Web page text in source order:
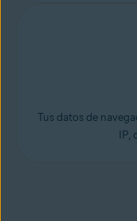
Tus datos de
IP,